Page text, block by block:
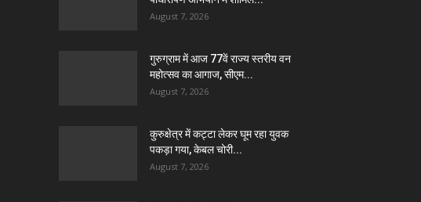
August 7, 2026
गुरुग्राम में आज 77वें राज्य स्तरीय वन
महोत्सव का आगाज, सीएम...
August 7, 2026
कुरुक्षेत्र में कट्टा लेकर घूम रहा युवक
पकड़ा गया, केबल चोरी...
August 7, 2026